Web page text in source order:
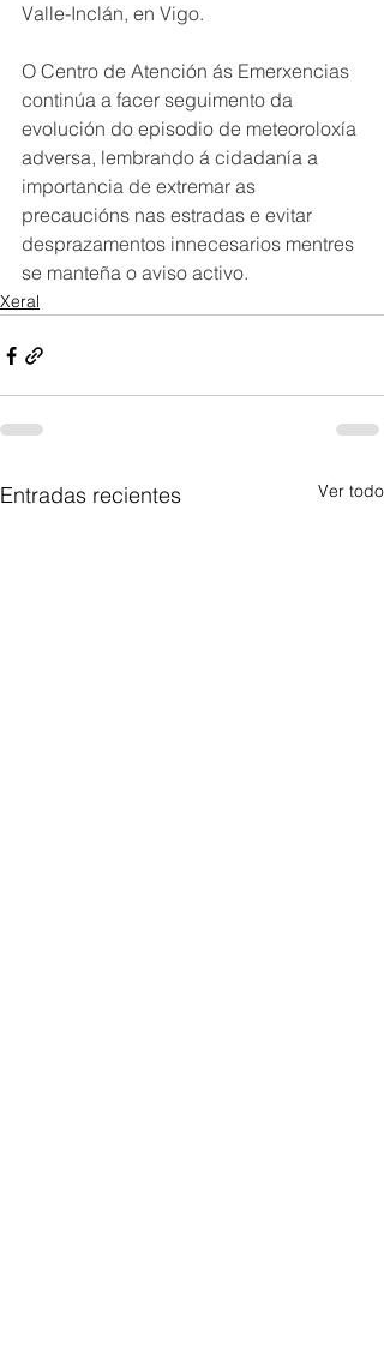
Valle-Inclán, en Vigo.
O Centro de Atención ás Emerxencias
continúa a facer seguimento da
evolución do episodio de meteoroloxía
adversa, lembrando á cidadanía a
importancia de extremar as
precaucións nas estradas e evitar
desprazamentos innecesarios mentres
se manteña o aviso activo.
Xeral
Entradas recientes Ver todo